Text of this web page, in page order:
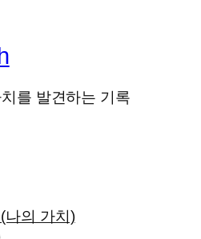
를 발견하는 기록
나의 가치)